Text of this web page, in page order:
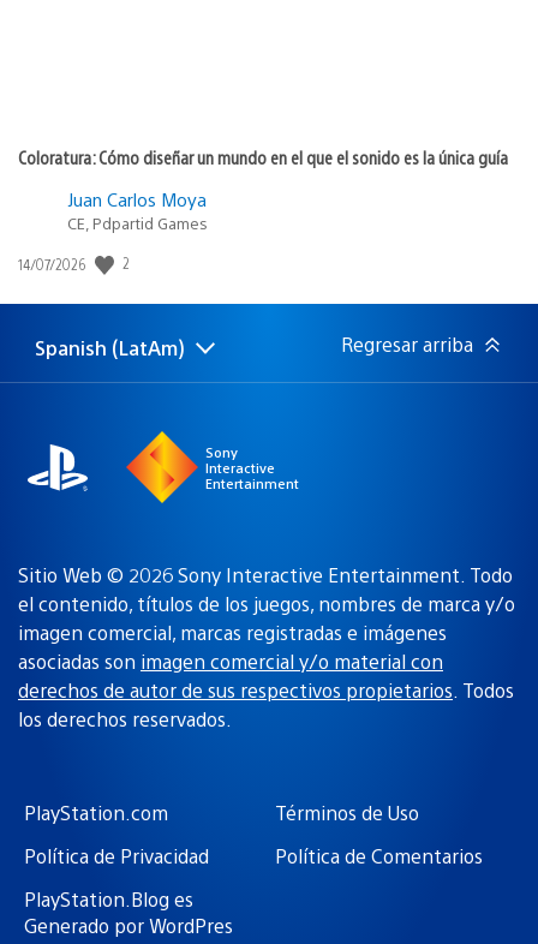
Coloratura: Cómo diseñar un mundo en el que el sonido es la única guía
Juan Carlos Moya
CE, Pdpartid Games
Fecha
publicación:
14/07/2026 2
Elige
una
Región
actual:
Spanish (LatAm) Regresar arriba
Sony
Interactive
Entertainment
Sitio Web © 2026 Sony Interactive Entertainment. Todo
el contenido, títulos de los juegos, nombres de marca y/o
imagen comercial, marcas registradas e imágenes
asociadas son imagen comercial y/o material con
derechos de autor de sus respectivos propietarios. Todos
los derechos reservados.
PlayStation.com
Términos de Uso
Política de Privacidad
Política de Comentarios
PlayStation.Blog es
Generado por WordPres